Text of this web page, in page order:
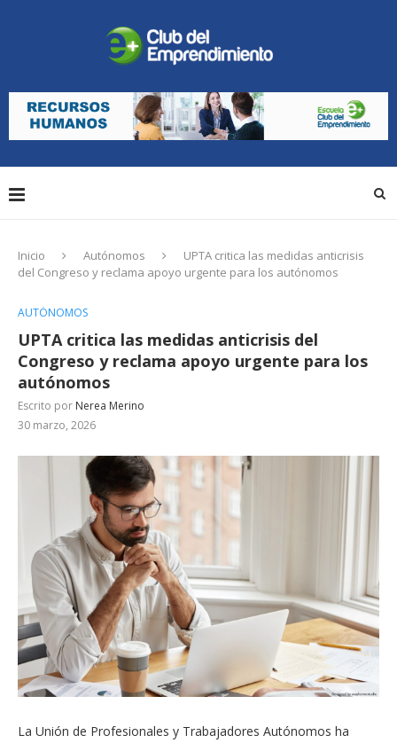
Inicio Autónomos
UPTA critica las medidas anticrisis
del Congreso y reclama apoyo urgente para los autónomos
AUTÓNOMOS
UPTA critica las medidas anticrisis del
Congreso y reclama apoyo urgente para los
autónomos
Escrito por Nerea Merino
30 marzo, 2026
La Unión de Profesionales y Trabajadores Autónomos ha